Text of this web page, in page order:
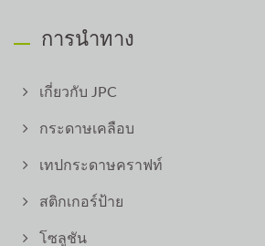
การนำทาง
เกี่ยวกับ JPC
กระดาษเคลือบ
เทปกระดาษคราฟท์
สติกเกอร์ป้าย
โซลูชัน